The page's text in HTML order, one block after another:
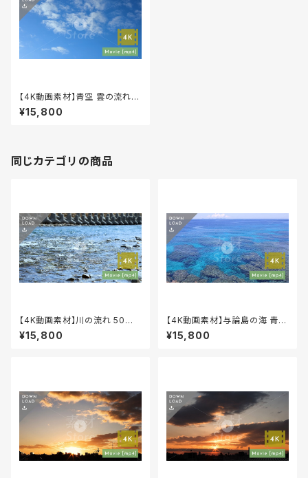
【4K動画素材】青空 雲の流れ 2
0秒 自然風景映像 音声なし 4K
-00006
¥15,800
同じカテゴリの商品
【4K動画素材】川の流れ 50秒
自然風景映像 音有り 4K-000
07
¥15,800
【4K動画素材】与論島の海 青い
海 ブルーオーシャン 自然風景
映像 12秒 音声なし 4K-0000
¥15,800